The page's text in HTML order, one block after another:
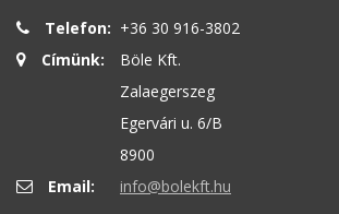
Telefon: +36 30 916-3802
Címünk:
Böle Kft.
Zalaegerszeg
Egervári u. 6/B
8900
Email:
info@bolekft.hu